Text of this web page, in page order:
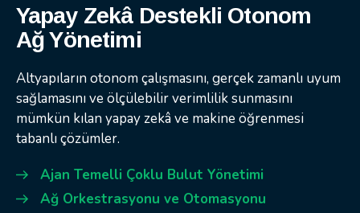
Yapay Zekâ Destekli Otonom
Ağ Yönetimi
Altyapıların otonom çalışmasını, gerçek zamanlı uyum
sağlamasını ve ölçülebilir verimlilik sunmasını
mümkün kılan yapay zekâ ve makine öğrenmesi
tabanlı çözümler.
Ajan Temelli Çoklu Bulut Yönetimi
Ağ Orkestrasyonu ve Otomasyonu